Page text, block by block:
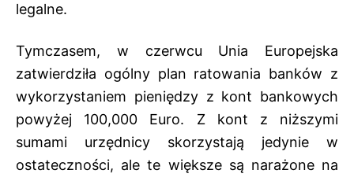
legalne.
Tymczasem, w czerwcu Unia Europejska
zatwierdziła ogólny plan ratowania banków z
wykorzystaniem pieniędzy z kont bankowych
powyżej 100,000 Euro. Z kont z niższymi
sumami urzędnicy skorzystają jedynie w
ostateczności, ale te większe są narażone na